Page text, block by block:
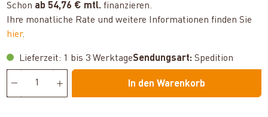
Schon ab 54,76 € mtl. finanzieren.
Ihre monatliche Rate und weitere Informationen finden Sie
hier.
Lieferzeit: 1 bis 3 WerktageSendungsart: Spedition
In den Warenkorb